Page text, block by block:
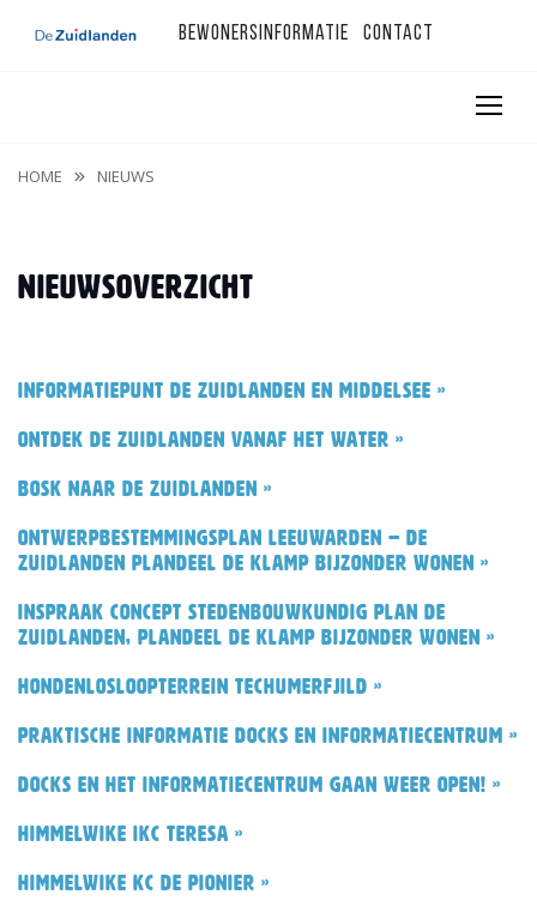
Bewonersinformatie Contact
HOME NIEUWS
Nieuwsoverzicht
Informatiepunt De Zuidlanden en Middelsee »
Ontdek De Zuidlanden vanaf het water »
BOSK naar De Zuidlanden »
Ontwerpbestemmingsplan Leeuwarden – De
Zuidlanden plandeel De Klamp Bijzonder Wonen »
Inspraak concept stedenbouwkundig plan De
Zuidlanden, plandeel De Klamp Bijzonder Wonen »
Hondenlosloopterrein Techumerfjild »
Praktische informatie Docks en informatiecentrum »
Docks en het informatiecentrum gaan weer open! »
Himmelwike IKC Teresa »
Himmelwike KC de Pionier »